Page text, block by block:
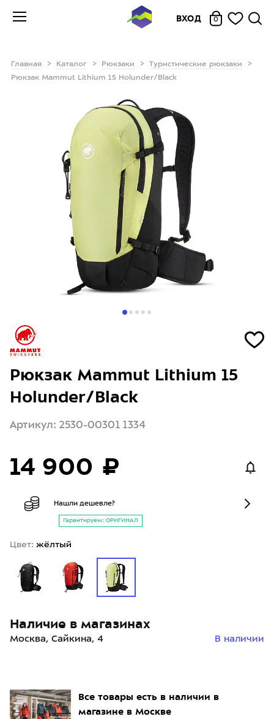
ВХОД 0
Главная Каталог Рюкзаки
Туристические рюкзаки
Рюкзак Mammut Lithium 15 Holunder/Black
Все товары есть в наличии в
магазине в Москве
Рюкзак Mammut Lithium 15
Holunder/Black
Артикул: 2530-00301 1334
14 900 ₽
Нашли дешевле?
Гарантируем: ОРИГИНАЛ
Цвет: жёлтый
Наличие в магазинах
Москва, Сайкина, 4 В наличии